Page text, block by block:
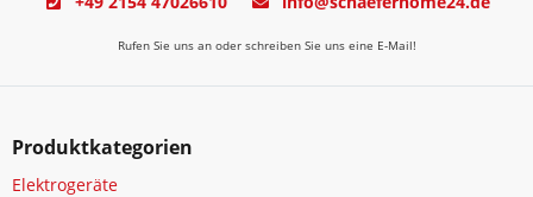
Rufen Sie uns an oder schreiben Sie uns eine E-Mail!
Produktkategorien
Elektrogeräte